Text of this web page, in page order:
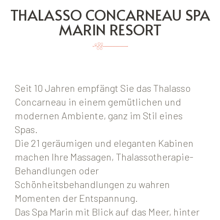
THALASSO CONCARNEAU SPA
MARIN RESORT
Seit 10 Jahren empfängt Sie das Thalasso
Concarneau in einem gemütlichen und
modernen Ambiente, ganz im Stil eines
Spas.
Die 21 geräumigen und eleganten Kabinen
machen Ihre Massagen, Thalassotherapie-
Behandlungen oder
Schönheitsbehandlungen zu wahren
Momenten der Entspannung.
Das Spa Marin mit Blick auf das Meer, hinter